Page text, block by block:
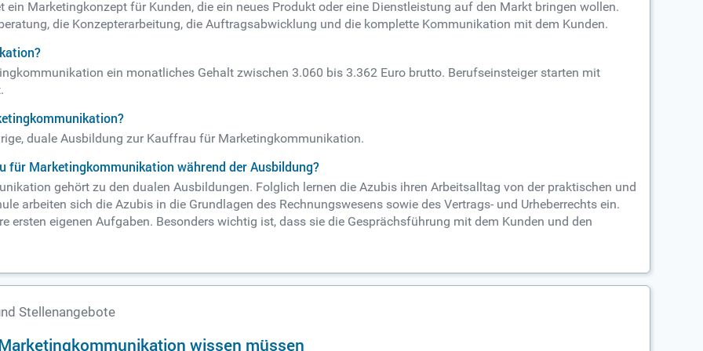
Marketingkonzept für Kunden, die ein neues Produkt oder eine Dienstleistung auf den Markt bringen wollen.
die Konzepterarbeitung, die Auftragsabwicklung und die komplette Kommunikation mit dem Kunden.
ein monatliches Gehalt zwischen 3.060 bis 3.362 Euro brutto. Berufseinsteiger starten mit
duale Ausbildung zur Kauffrau für Marketingkommunikation.
für Marketingkommunikation während der Ausbildung?
gehört zu den dualen Ausbildungen. Folglich lernen die Azubis ihren Arbeitsalltag von der praktischen und
arbeiten sich die Azubis in die Grundlagen des Rechnungswesens sowie des Vertrags- und Urheberrechts ein.
ersten eigenen Aufgaben. Besonders wichtig ist, dass sie die Gesprächsführung mit dem Kunden und den
Stellenangebote
wissen müssen